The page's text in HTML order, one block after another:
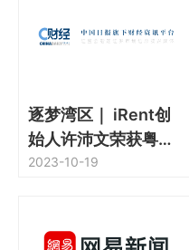
逐梦湾区｜ iRent创
始人许沛文荣获粤港
澳大湾区杰出青年企
2023-10-19